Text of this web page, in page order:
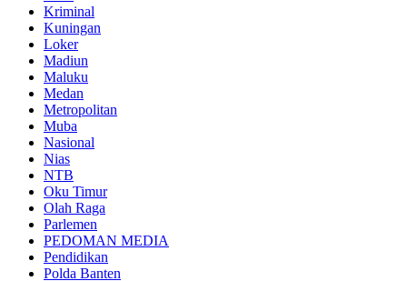
Kriminal
Kuningan
Loker
Madiun
Maluku
Medan
Metropolitan
Muba
Nasional
Nias
NTB
Oku Timur
Olah Raga
Parlemen
PEDOMAN MEDIA
Pendidikan
Polda Banten